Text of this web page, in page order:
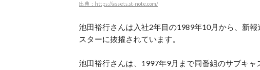
出典：https://assets.st-note.com/
池田裕行さんは入社2年目の1989年10月から、新
スターに抜擢されています。
池田裕行さんは、1997年9月まで同番組のサブキ